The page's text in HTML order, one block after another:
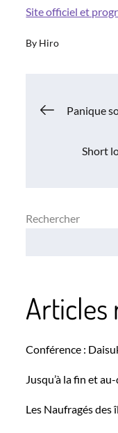
Site officiel et
By Hiro
Panique
Short
Rechercher
Articles
Conférence :
Jusqu’à la fin et
Les Naufragés des